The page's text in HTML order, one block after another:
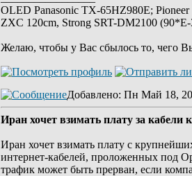
OLED Panasonic TX-65HZ980E;
ZXC 120cm, Strong SRT-DM2100
Желаю, чтобы у Вас сбылось то, чего
Добавлено: Пн Май 18,
Иран хочет взимать плату за
Иран хочет взимать плату с
интернет-кабелей, проложенных под
трафик может быть прерван, если